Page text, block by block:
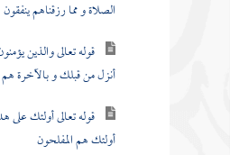
الصلاة و مما رزقناهم ينفقون
قوله تعالى والذين
أنزل من قبلك و بالآخرة
قوله تعالى أولئك
أولئك هم المفلحون